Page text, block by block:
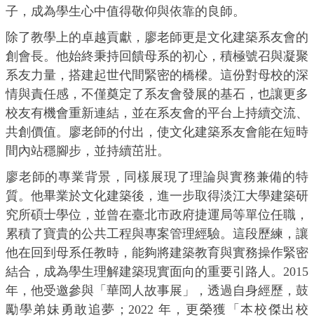
子，成為學生心中值得敬仰與依靠的良師。
除了教學上的卓越貢獻，廖老師更是文化建築系友會的
創會長。他始終秉持回饋母系的初心，積極號召與凝聚
系友力量，搭建起世代間緊密的橋樑。這份對母校的深
情與責任感，不僅奠定了系友會發展的基石，也讓更多
校友有機會重新連結，並在系友會的平台上持續交流、
共創價值。廖老師的付出，使文化建築系友會能在短時
間內站穩腳步，並持續茁壯。
廖老師的專業背景，同樣展現了理論與實務兼備的特
質。他畢業於文化建築後，進一步取得淡江大學建築研
究所碩士學位，並曾在臺北市政府捷運局等單位任職，
累積了寶貴的公共工程與專案管理經驗。這段歷練，讓
他在回到母系任教時，能夠將建築教育與實務操作緊密
結合，成為學生理解建築現實面向的重要引路人。2015
年，他受邀參與「華岡人故事展」，透過自身經歷，鼓
勵學弟妹勇敢追夢；2022 年，更榮獲「本校傑出校